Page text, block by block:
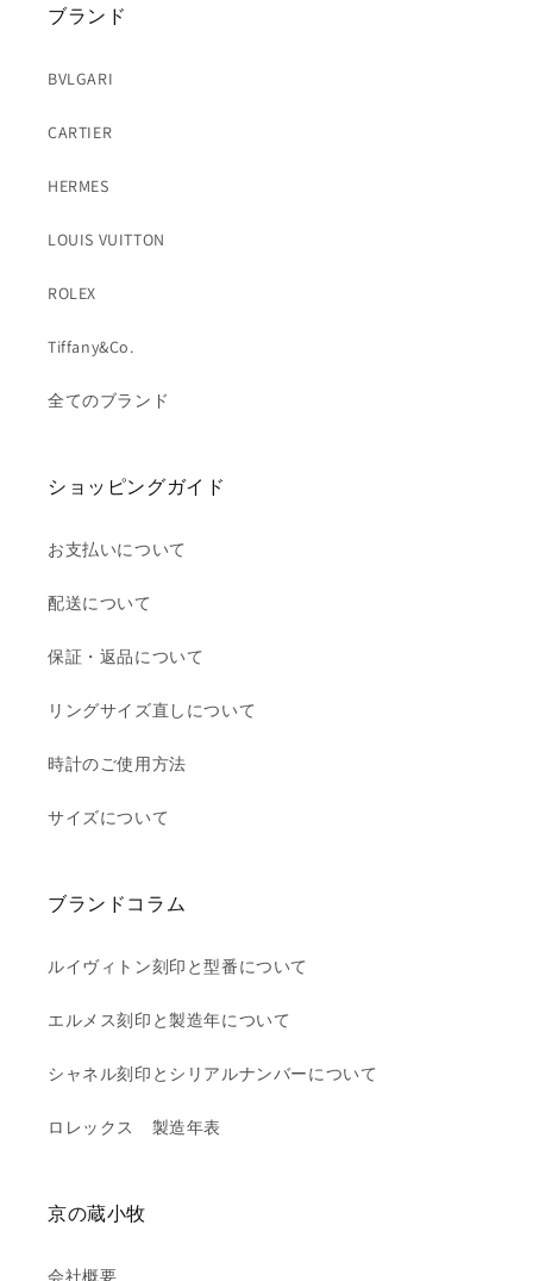
ブランド
BVLGARI
CARTIER
HERMES
LOUIS VUITTON
ROLEX
Tiffany&Co.
全てのブランド
ショッピングガイド
お支払いについて
配送について
保証・返品について
リングサイズ直しについて
時計のご使用方法
サイズについて
ブランドコラム
ルイヴィトン刻印と型番について
エルメス刻印と製造年について
シャネル刻印とシリアルナンバーについて
ロレックス 製造年表
京の蔵小牧
会社概要